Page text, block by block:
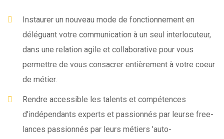
Instaurer un nouveau mode de fonctionnement en
déléguant votre communication à un seul interlocuteur,
dans une relation agile et collaborative pour vous
permettre de vous consacrer entièrement à votre coeur
de métier.
Rendre accessible les talents et compétences
d'indépendants experts et passionnés par leurse free-
lances passionnés par leurs métiers 'auto-